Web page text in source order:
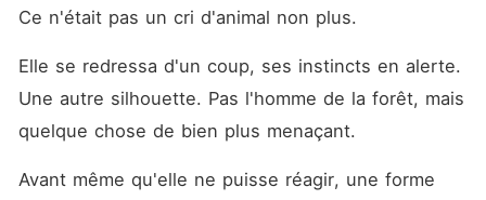
Ce n'était pas un cri d'animal non plus.
Elle se redressa d'un coup, ses instincts en alerte.
Une autre silhouette. Pas l'homme de la forêt, mais
quelque chose de bien plus menaçant.
Avant même qu'elle ne puisse réagir, une forme